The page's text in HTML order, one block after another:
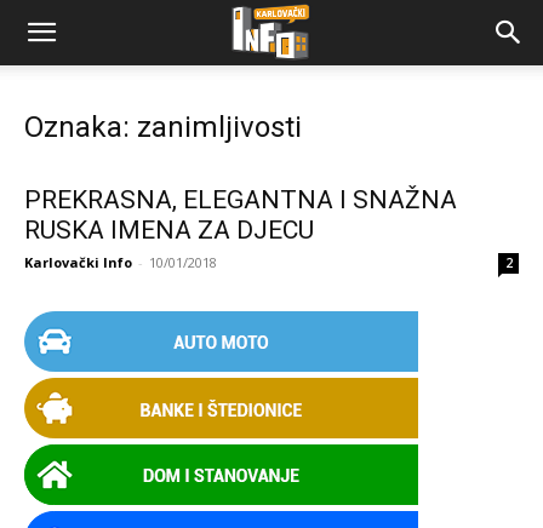
Oznaka: zanimljivosti
PREKRASNA, ELEGANTNA I SNAŽNA
RUSKA IMENA ZA DJECU
Karlovački Info - 10/01/2018 2